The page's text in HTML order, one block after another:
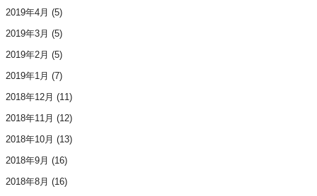
2019年4月 (5)
2019年3月 (5)
2019年2月 (5)
2019年1月 (7)
2018年12月 (11)
2018年11月 (12)
2018年10月 (13)
2018年9月 (16)
2018年8月 (16)